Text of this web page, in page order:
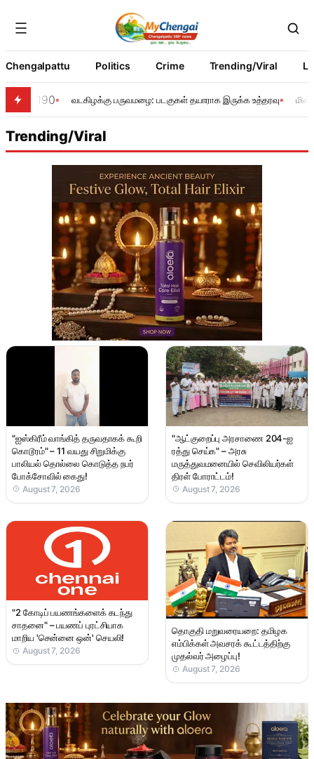
Chengalpattu Politics Crime Trending/Viral
190 வடகிழக்கு பருவமழை: படகுகள் தயாராக இருக்க உத்தரவு
Trending/Viral
"ஐஸ்கிரீம் வாங்கித் தருவதாகக் கூறி
கொடூரம்" – 11 வயது சிறுமிக்கு
பாலியல் தொல்லை கொடுத்த நபர்
போக்சோவில் கைது!
August 7, 2026
"ஆட்குறைப்பு அரசாணை 204-ஐ
ரத்து செய்க" – அரசு
மருத்துவமனையில் செவிலியர்கள்
திரள் போராட்டம்!
August 7, 2026
"2 கோடிப் பயணங்களைக் கடந்து
சாதனை" – பயணப் புரட்சியாக
மாறிய 'சென்னை ஒன்' செயலி!
August 7, 2026
தொகுதி மறுவரையறை: தமிழக
எம்பிக்கள் அவசரக் கூட்டத்திற்கு
முதல்வர் அழைப்பு!
August 7, 2026